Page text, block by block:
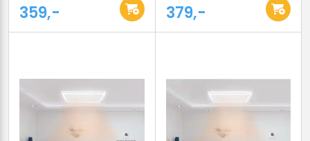
359,- 379,-